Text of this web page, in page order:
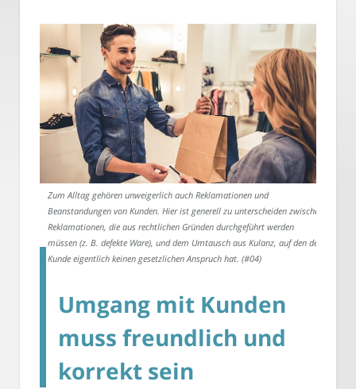
Zum Alltag gehören unweigerlich auch Reklamationen und
Beanstandungen von Kunden. Hier ist generell zu unterscheiden zwischen
Reklamationen, die aus rechtlichen Gründen durchgeführt werden
müssen (z. B. defekte Ware), und dem Umtausch aus Kulanz, auf den der
Kunde eigentlich keinen gesetzlichen Anspruch hat. (#04)
Umgang mit Kunden
muss freundlich und
korrekt sein